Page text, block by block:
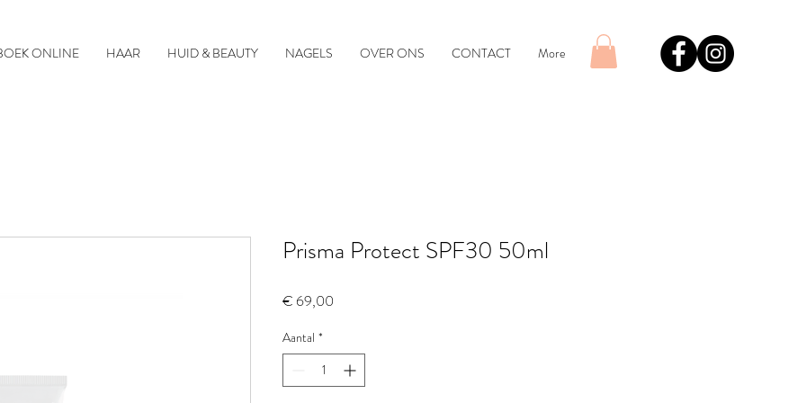
ONLINE HAAR HUID & BEAUTY NAGELS OVER ONS CONTACT More
Prisma Protect SPF30 50ml
€ 69,00
Aantal *